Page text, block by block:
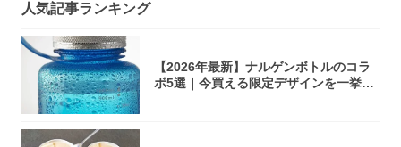
人気記事ランキング
【2026年最新】ナルゲンボトルのコラ
ボ5選｜今買える限定デザインを一挙紹